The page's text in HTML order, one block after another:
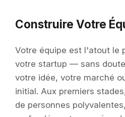
Construire Votre
Votre équipe est l'atout le
votre startup — sans
votre idée, votre marché
initial. Aux premiers
de personnes